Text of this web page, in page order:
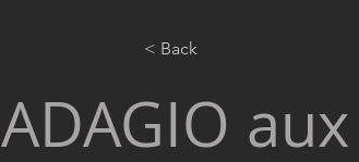
< Back
ADAGIO